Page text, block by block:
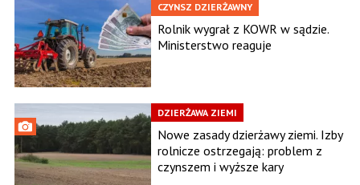
CZYNSZ DZIERŻAWNY
Rolnik wygrał z KOWR w sądzie.
Ministerstwo reaguje
DZIERŻAWA ZIEMI
Nowe zasady dzierżawy ziemi. Izby
rolnicze ostrzegają: problem z
czynszem i wyższe kary